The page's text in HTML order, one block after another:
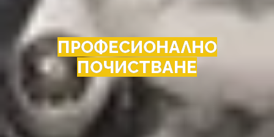
ПРОФЕСИОНАЛНО
ПОЧИСТВАНЕ